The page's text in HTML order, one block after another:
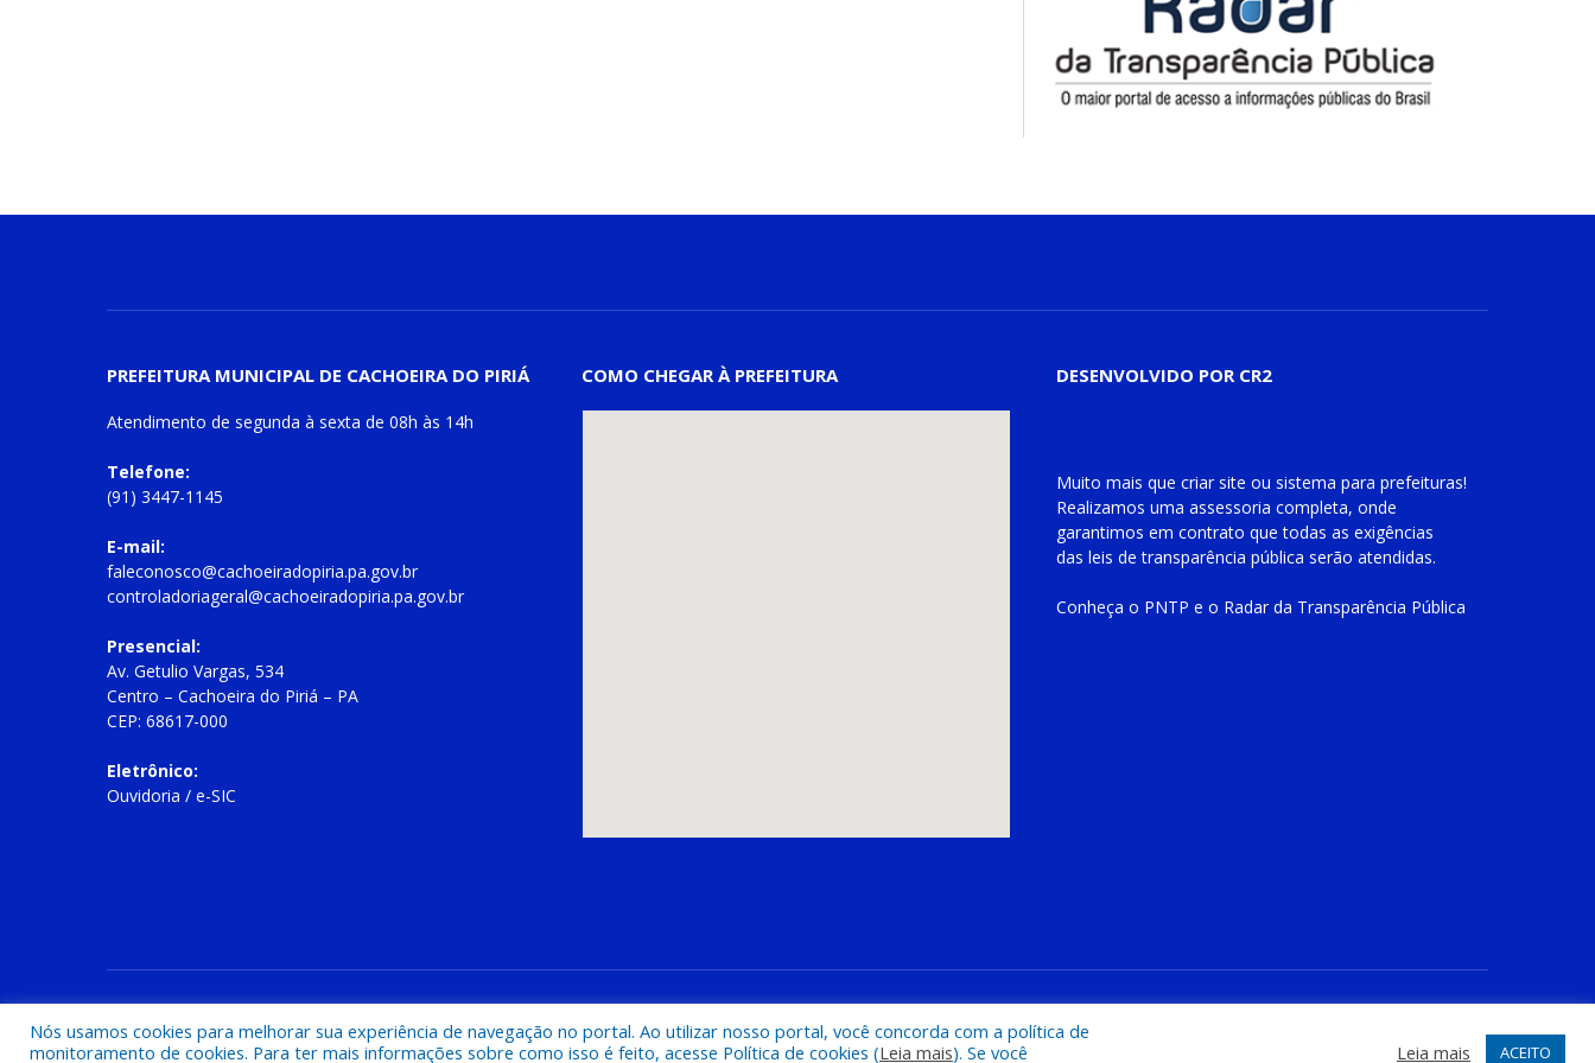
PREFEITURA MUNICIPAL DE CACHOEIRA DO PIRIÁ
Atendimento de segunda à sexta de 08h às 14h
Telefone:
(91) 3447-1145
E-mail:
faleconosco@cachoeiradopiria.pa.gov.br
controladoriageral@cachoeiradopiria.pa.gov.br
Presencial:
Av. Getulio Vargas, 534
Centro – Cachoeira do Piriá – PA
CEP: 68617-000
Eletrônico:
Ouvidoria / e-SIC
COMO CHEGAR À PREFEITURA DESENVOLVIDO POR CR2
Muito mais que criar site ou sistema para prefeituras!
Realizamos uma assessoria completa, onde
garantimos em contrato que todas as exigências
das leis de transparência pública serão atendidas.
Conheça o PNTP e o Radar da Transparência Pública
Nós usamos cookies para melhorar sua experiência de navegação no portal. Ao utilizar nosso portal, você concorda com a política de
monitoramento de cookies. Para ter mais informações sobre como isso é feito, acesse Política de cookies (Leia mais). Se você
Leia mais ACEITO